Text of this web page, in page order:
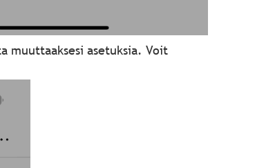
muuttaaksesi asetuksia. Voit